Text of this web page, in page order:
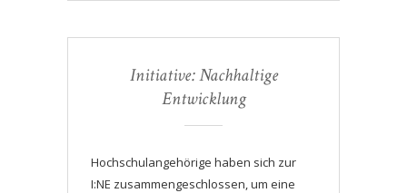
Initiative: Nachhaltige
Entwicklung
Hochschulangehörige haben sich zur
I:NE zusammengeschlossen, um eine